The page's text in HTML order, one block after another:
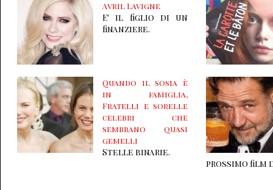
Avril Lavigne
E' il figlio di un
finanziere.
Quando il sosia è
in famiglia,
Fratelli e sorelle
celebri che
sembrano quasi
gemelli
Stelle binarie.
prossimo film